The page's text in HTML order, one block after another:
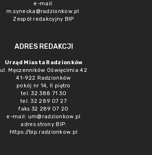
e-mail:
m.synecka@radzionkow.pl
Zespół redakcyjny BIP
ADRES REDAKCJI
Urząd Miasta Radzionków
ul. Męczenników Oświęcimia 42
41-922 Radzionków
pokój nr 14, II piętro
tel. 32 388 71 30
tel. 32 289 07 27
faks 32 289 07 20
e-mail: um@radzionkow.pl
adres strony BIP:
https://bip.radzionkow.pl